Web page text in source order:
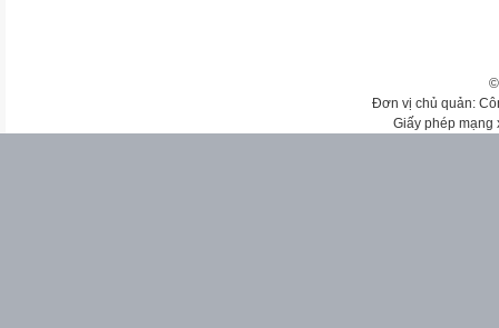
Đơn vị chủ quản:
Giấy phép mạng